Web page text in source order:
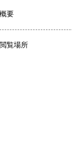
概要
閲覧場所